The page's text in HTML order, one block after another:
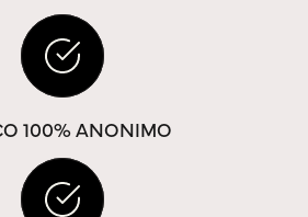
100% ANONIMO